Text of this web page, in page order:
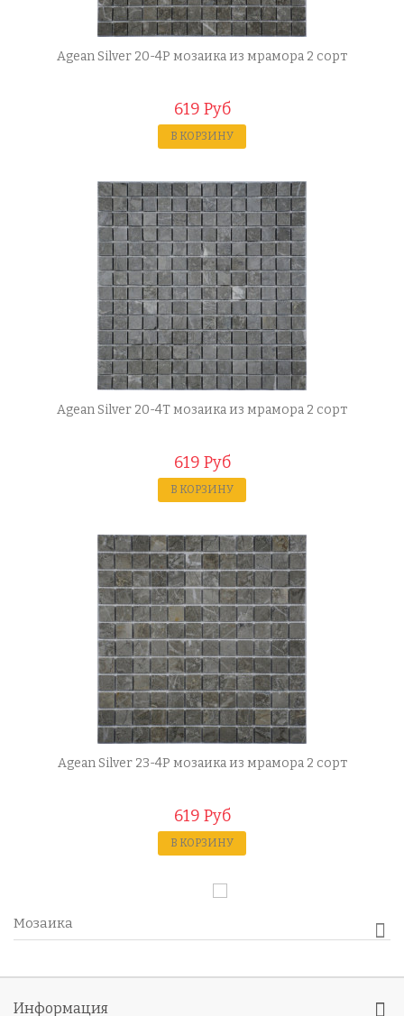
Agean Silver 20-4P мозаика из мрамора 2 сорт
619 Руб
В КОРЗИНУ
Agean Silver 20-4T мозаика из мрамора 2 сорт
619 Руб
В КОРЗИНУ
Agean Silver 23-4P мозаика из мрамора 2 сорт
619 Руб
В КОРЗИНУ
Мозаика
Информация